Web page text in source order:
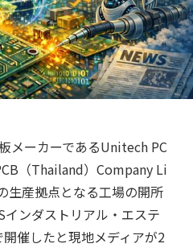
コミ
メーカーであるUnitech PC
（Thailand）Company Li
生産拠点となる工場の開所
ンダストリアル・エステ
催したと現地メディアが2